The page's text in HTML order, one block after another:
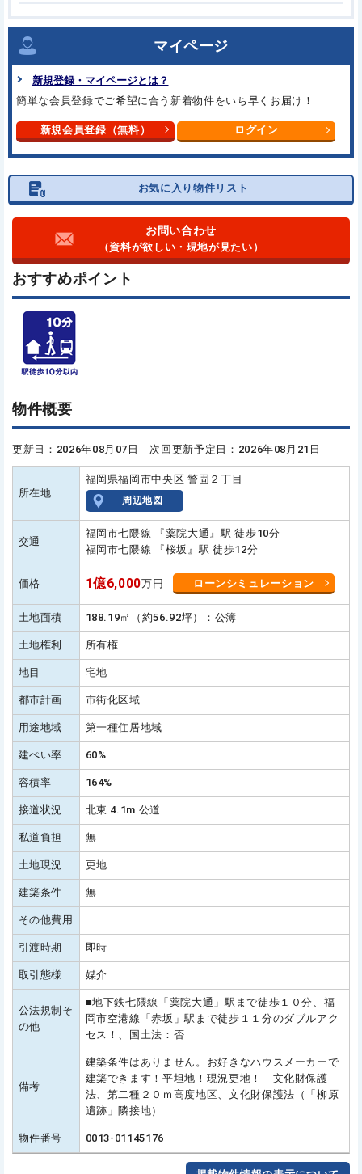
マイページ
新規登録・マイページとは？
簡単な会員登録でご希望に合う 新着物件をいち早くお届け！
新規会員登録（無料） ログイン
お気に入り物件リスト
お問い合わせ
（資料が欲しい・現地が見たい）
おすすめポイント
物件概要
更新日：2026年08月07日 次回更新予定日：2026年08月21日
所在地
福岡県福岡市中央区 警固２丁目
周辺地図
交通
福岡市七隈線 『薬院大通』駅 徒歩10分
福岡市七隈線 『桜坂』駅 徒歩12分
価格 1億6,000万円 ローンシミュレーション
土地面積 188.19㎡（約56.92坪）：公簿
土地権利 所有権
地目 宅地
都市計画 市街化区域
用途地域 第一種住居地域
建ぺい率 60%
容積率 164%
接道状況 北東 4.1m 公道
私道負担 無
土地現況 更地
建築条件 無
その他費用
引渡時期 即時
取引態様 媒介
公法規制そ
の他
■地下鉄七隈線「薬院大通」駅まで徒歩１０分、福
岡市空港線「赤坂」駅まで徒歩１１分のダブルアク
セス！、国土法：否
備考
建築条件はありません。お好きなハウスメーカーで
建築できます！平坦地！現況更地！ 文化財保護
法、第二種２０ｍ高度地区、文化財保護法（「柳原
遺跡」隣接地）
物件番号 0013-01145176